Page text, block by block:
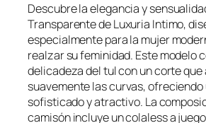
c
i
o
o
r
i
c
i
o
a
c
t
Descubre la elegancia y
Transparente de Luxuria Intimo,
especialmente para la mujer
realzar su feminidad. Este modelo
delicadeza del tul con un corte que
suavemente las curvas, ofreciendo
sofisticado y atractivo. La
camisón incluye un colaless a